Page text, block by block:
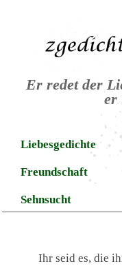
Er redet der
er
Liebesgedichte
Freundschaft
Sehnsucht
Ihr seid es, die